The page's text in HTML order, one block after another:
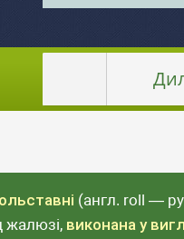
(англ. roll —
жалюзі, виконана у